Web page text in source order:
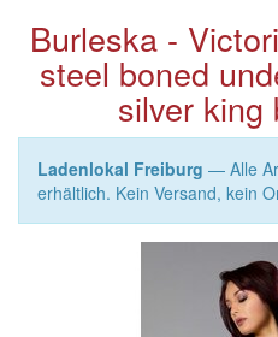
Burleska -
steel boned
silver king
Ladenlokal Freiburg — Alle
erhältlich. Kein Versand, kein